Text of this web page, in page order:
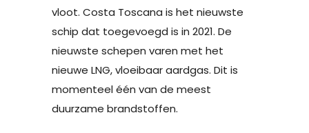
vloot. Costa Toscana is het nieuwste
schip dat toegevoegd is in 2021. De
nieuwste schepen varen met het
nieuwe LNG, vloeibaar aardgas. Dit is
momenteel één van de meest
duurzame brandstoffen.